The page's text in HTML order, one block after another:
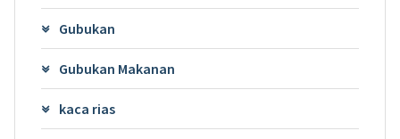
Gubukan
Gubukan Makanan
kaca rias